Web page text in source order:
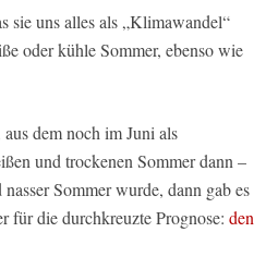
sie uns alles als „Klimawandel“
oder kühle Sommer, ebenso wie
dem noch im Juni als
und trockenen Sommer dann –
Sommer wurde, dann gab es
für die durchkreuzte Prognose: den